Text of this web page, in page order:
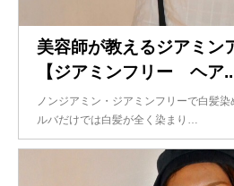
美容師が教えるジアミン
【ジアミンフリー ヘア
ノンジアミン・ジアミンフリーで白髪
ルバだけでは白髪が全く染まり…